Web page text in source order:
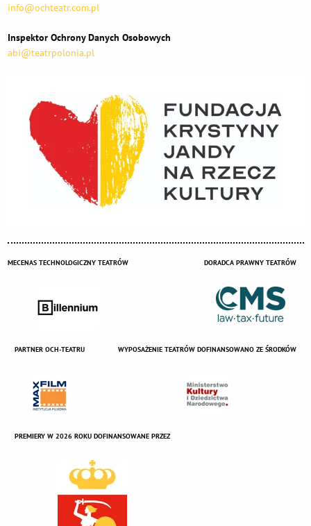
info@ochteatr.com.pl
Inspektor Ochrony Danych Osobowych
abi@teatrpolonia.pl
MECENAS TECHNOLOGICZNY TEATRÓW DORADCA PRAWNY TEATRÓW
PARTNER OCH-TEATRU WYPOSAŻENIE TEATRÓW DOFINANSOWANO ZE ŚRODKÓW
PREMIERY W 2026 ROKU DOFINANSOWANE PRZEZ